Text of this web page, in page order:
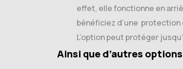
effet, elle fonctionne en
bénéficiez d’une
L’option peut protéger
Ainsi que d’autres